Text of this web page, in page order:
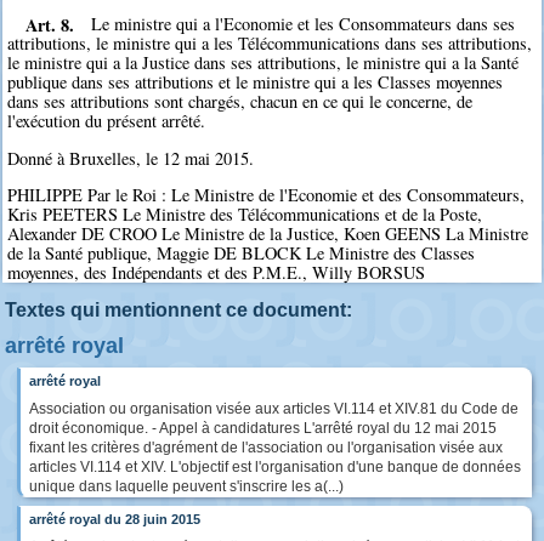
Art. 8.
Le ministre qui a l'Economie et les Consommateurs dans ses
attributions, le ministre qui a les Télécommunications dans ses attributions,
le ministre qui a la Justice dans ses attributions, le ministre qui a la Santé
publique dans ses attributions et le ministre qui a les Classes moyennes
dans ses attributions sont chargés, chacun en ce qui le concerne, de
l'exécution du présent arrêté.
Donné à Bruxelles, le 12 mai 2015.
PHILIPPE Par le Roi : Le Ministre de l'Economie et des Consommateurs,
Kris PEETERS Le Ministre des Télécommunications et de la Poste,
Alexander DE CROO Le Ministre de la Justice, Koen GEENS La Ministre
de la Santé publique, Maggie DE BLOCK Le Ministre des Classes
moyennes, des Indépendants et des P.M.E., Willy BORSUS
Textes qui mentionnent ce document:
arrêté royal
arrêté royal
Association ou organisation visée aux articles VI.114 et XIV.81 du Code de
droit économique. - Appel à candidatures L'arrêté royal du 12 mai 2015
fixant les critères d'agrément de l'association ou l'organisation visée aux
articles VI.114 et XIV. L'objectif est l'organisation d'une banque de données
unique dans laquelle peuvent s'inscrire les a(...)
arrêté royal du 28 juin 2015